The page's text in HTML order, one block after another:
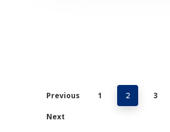
Previous 1 2 3
Next